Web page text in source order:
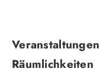
Navigation
überspringen
Veranstaltungen
Räumlichkeiten